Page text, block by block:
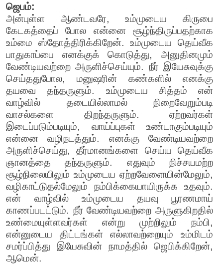
ஜெபம்:
அன்புள்ள ஆண்டவரே, உம்முடைய கிருபை
கேடகத்தைப் போல என்னை சூழ்ந்திருப்பதற்காக
உம்மை ஸ்தோத்திரிக்கிறேன். உம்முடைய தெய்வீக
பாதுகாப்பை எனக்குக் கொடுத்து, அனுதினமும்
வேண்டியவற்றை அருளிச்செய்யும். நீர் இயேசுவுக்கு
செய்ததுபோல, மனுஷரின் கண்களில் எனக்கு
தயவை தந்தருளும். உம்முடைய சித்தம் என்
வாழ்வில் தடையில்லாமல் நிறைவேறும்படி
வாசல்களை திறந்தருளும். ஏற்றவர்கள்
இடைப்படும்படியும், வாய்ப்புகள் உண்டாகும்படியும்
என்னை வழிநடத்தும். எனக்கு வேண்டியவற்றை
அருளிச்செய்து, தீர்மானங்களை செய்ய தெய்வீக
ஞானத்தை தந்தருளும். எதுவும் நிச்சயமற்ற
சூழ்நிலையிலும் உம்முடைய ஏற்றவேளையின்மேலும்,
வழிகாட்டுதல்மேலும் நம்பிக்கையாயிருக்க உதவும்.
என் வாழ்வில் உம்முடைய தயவு பூரணமாய்
காணப்படட்டும். நீர் வேண்டியவற்றை அருளுகிறதில்
உண்மையுள்ளவர்கள் என்று முற்றிலும் நம்பி,
என்னுடைய திட்டங்கள் எல்லாவற்றையும் உம்மிடம்
சமர்ப்பித்து இயேசுவின் நாமத்தில் ஜெபிக்கிறேன்,
ஆமென்.